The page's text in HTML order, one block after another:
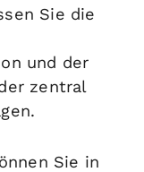
Sie die
und der
zentral
Sie in